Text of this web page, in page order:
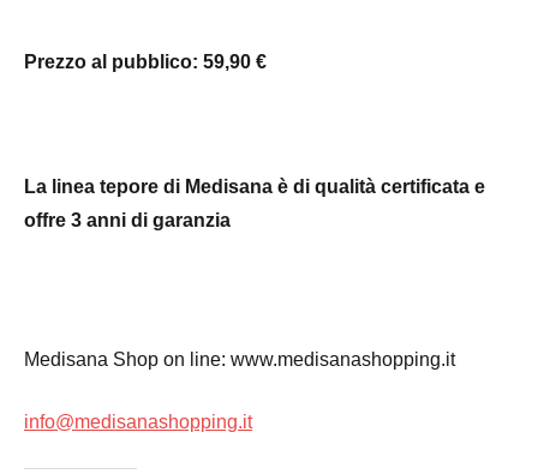
Prezzo al pubblico: 59,90 €
La linea tepore di Medisana è di qualità certificata e
offre 3 anni di garanzia
Medisana Shop on line: www.medisanashopping.it
info@medisanashopping.it